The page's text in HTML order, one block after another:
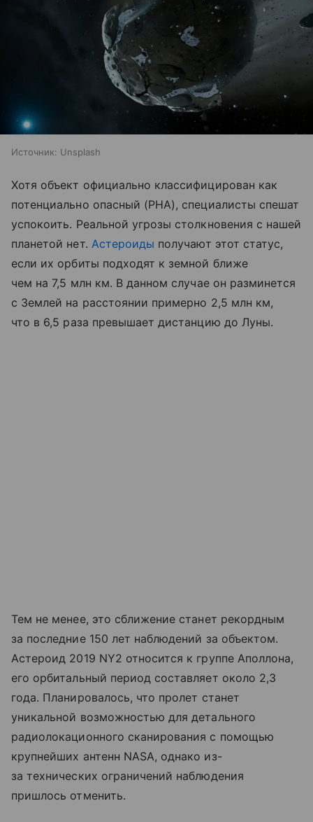
Источник: Unsplash
Хотя объект официально классифицирован как
потенциально опасный (PHA), специалисты спешат
успокоить. Реальной угрозы столкновения с нашей
планетой нет. Астероиды получают этот статус,
если их орбиты подходят к земной ближе
чем на 7,5 млн км. В данном случае он разминется
с Землей на расстоянии примерно 2,5 млн км,
что в 6,5 раза превышает дистанцию до Луны.
Тем не менее, это сближение станет рекордным
за последние 150 лет наблюдений за объектом.
Астероид 2019 NY2 относится к группе Аполлона,
его орбитальный период составляет около 2,3
года. Планировалось, что пролет станет
уникальной возможностью для детального
радиолокационного сканирования с помощью
крупнейших антенн NASA, однако из-
за технических ограничений наблюдения
пришлось отменить.